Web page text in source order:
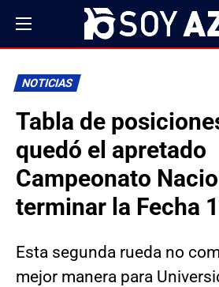
NOTICIAS
Tabla de
quedó el apretado
Campeonato
terminar la Fecha
Esta segunda rueda no
mejor manera para